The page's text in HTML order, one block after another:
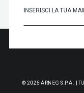
© 2026 ARNEG S.P.A. |